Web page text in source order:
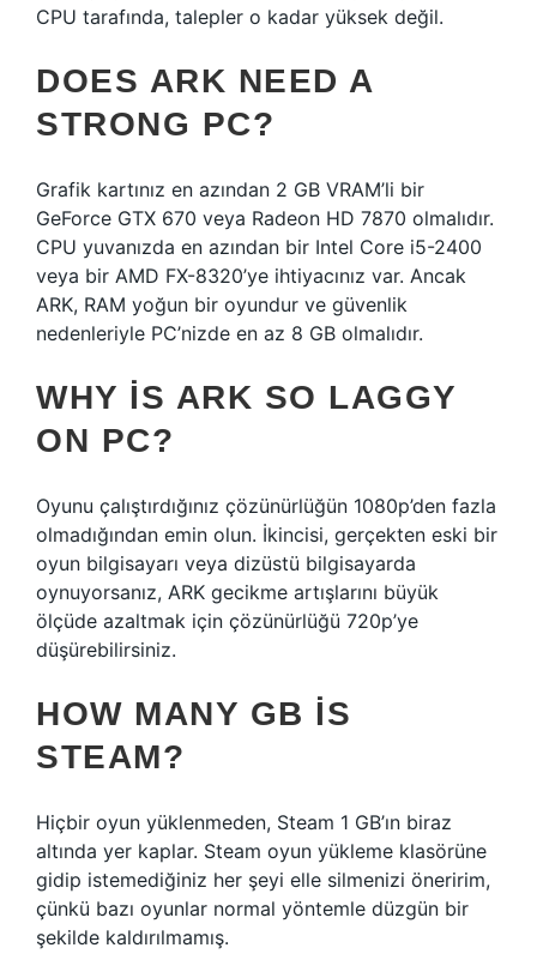
CPU tarafında, talepler o kadar yüksek değil.
DOES ARK NEED A
STRONG PC?
Grafik kartınız en azından 2 GB VRAM’li bir
GeForce GTX 670 veya Radeon HD 7870 olmalıdır.
CPU yuvanızda en azından bir Intel Core i5-2400
veya bir AMD FX-8320’ye ihtiyacınız var. Ancak
ARK, RAM yoğun bir oyundur ve güvenlik
nedenleriyle PC’nizde en az 8 GB olmalıdır.
WHY IS ARK SO LAGGY
ON PC?
Oyunu çalıştırdığınız çözünürlüğün 1080p’den fazla
olmadığından emin olun. İkincisi, gerçekten eski bir
oyun bilgisayarı veya dizüstü bilgisayarda
oynuyorsanız, ARK gecikme artışlarını büyük
ölçüde azaltmak için çözünürlüğü 720p’ye
düşürebilirsiniz.
HOW MANY GB IS
STEAM?
Hiçbir oyun yüklenmeden, Steam 1 GB’ın biraz
altında yer kaplar. Steam oyun yükleme klasörüne
gidip istemediğiniz her şeyi elle silmenizi öneririm,
çünkü bazı oyunlar normal yöntemle düzgün bir
şekilde kaldırılmamış.